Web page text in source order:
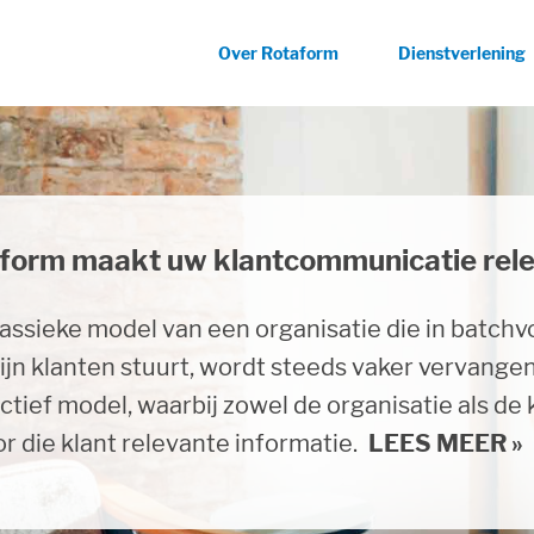
Over Rotaform Dienstverlening
maakt uw klantcommunicatie
model van een organisatie die in
klanten stuurt, wordt steeds vaker
model, waarbij zowel de organisatie als
die klant relevante informatie. LEES MEER »
maakt uw klantcommunicatie
is in onze huidige samenleving even
dient zich daarom af te vragen hoe zij de
op adequate wijze kan beschermen. LEES
maakt uw klantcommunicatie
ontwikkelingen van de laatste
beter, maar ook voordeliger met klanten te
gebied van dataontsluiting en
van hoogvolume full color printen en